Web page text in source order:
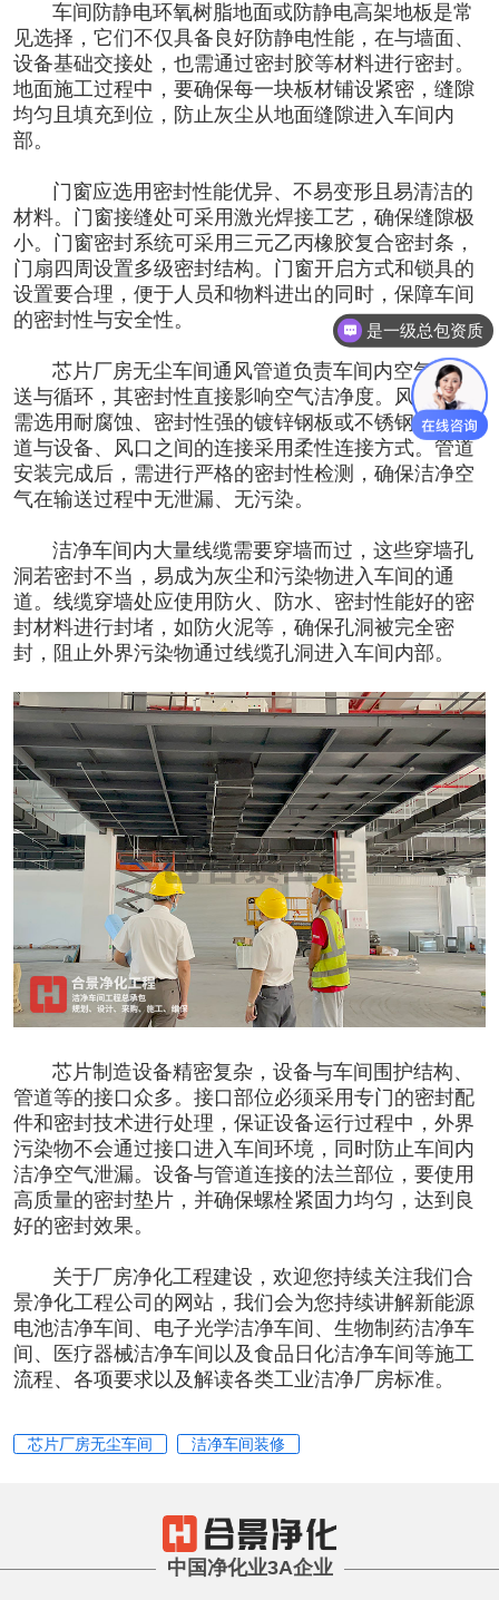
车间防静电环氧树脂地面或防静电高架地板是常
见选择，它们不仅具备良好防静电性能，在与墙面、
设备基础交接处，也需通过密封胶等材料进行密封。
地面施工过程中，要确保每一块板材铺设紧密，缝隙
均匀且填充到位，防止灰尘从地面缝隙进入车间内
部。
门窗应选用密封性能优异、不易变形且易清洁的
材料。门窗接缝处可采用激光焊接工艺，确保缝隙极
小。门窗密封系统可采用三元乙丙橡胶复合密封条，
门扇四周设置多级密封结构。门窗开启方式和锁具的
设置要合理，便于人员和物料进出的同时，保障车间
的密封性与安全性。
芯片厂房无尘车间通风管道负责车间内空气的输
送与循环，其密封性直接影响空气洁净度。风管材料
需选用耐腐蚀、密封性强的镀锌钢板或不锈钢管。管
道与设备、风口之间的连接采用柔性连接方式。管道
安装完成后，需进行严格的密封性检测，确保洁净空
气在输送过程中无泄漏、无污染。
洁净车间内大量线缆需要穿墙而过，这些穿墙孔
洞若密封不当，易成为灰尘和污染物进入车间的通
道。线缆穿墙处应使用防火、防水、密封性能好的密
封材料进行封堵，如防火泥等，确保孔洞被完全密
封，阻止外界污染物通过线缆孔洞进入车间内部。
芯片制造设备精密复杂，设备与车间围护结构、
管道等的接口众多。接口部位必须采用专门的密封配
件和密封技术进行处理，保证设备运行过程中，外界
污染物不会通过接口进入车间环境，同时防止车间内
洁净空气泄漏。设备与管道连接的法兰部位，要使用
高质量的密封垫片，并确保螺栓紧固力均匀，达到良
好的密封效果。
关于厂房净化工程建设，欢迎您持续关注我们合
景净化工程公司的网站，我们会为您持续讲解新能源
电池洁净车间、电子光学洁净车间、生物制药洁净车
间、医疗器械洁净车间以及食品日化洁净车间等施工
流程、各项要求以及解读各类工业洁净厂房标准。
芯片厂房无尘车间 洁净车间装修
中国净化业3A企业
是一级总包资质